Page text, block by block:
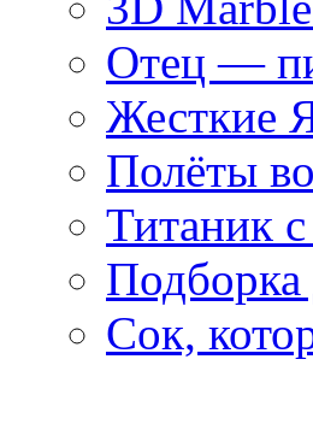
Отец —
Жесткие
Полёты
Титаник
Сок,